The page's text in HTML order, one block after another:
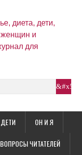
ДЕТИ ОН И Я
ВОПРОСЫ ЧИТАТЕЛЕЙ